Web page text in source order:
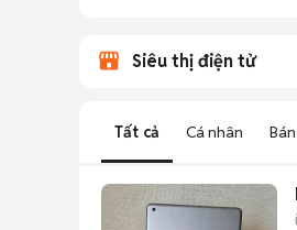
Siêu thị điện tử
Tất cả Cá nhân